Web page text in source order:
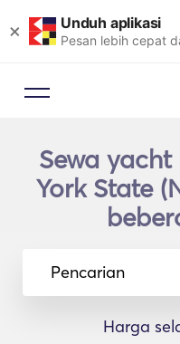
× Unduh aplikasi
Pesan lebih cepat
Sewa
York State
Pencarian
Harga